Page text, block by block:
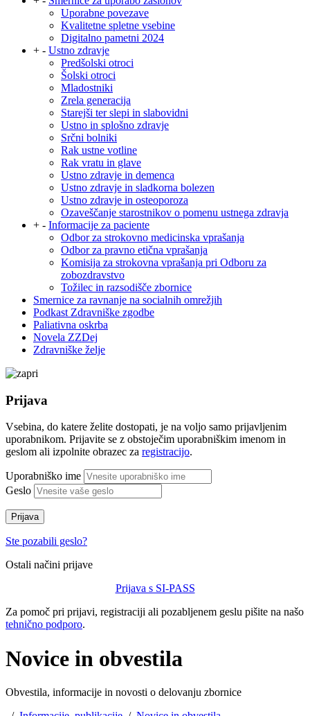
Uporabne povezave
Kvalitetne spletne vsebine
Digitalno pametni 2024
+ - Ustno zdravje
Predšolski otroci
Šolski otroci
Mladostniki
Zrela generacija
Starejši ter slepi in slabovidni
Ustno in splošno zdravje
Srčni bolniki
Rak ustne votline
Rak vratu in glave
Ustno zdravje in demenca
Ustno zdravje in sladkorna bolezen
Ustno zdravje in osteoporoza
Ozaveščanje starostnikov o pomenu ustnega zdravja
+ - Informacije za paciente
Odbor za strokovno medicinska vprašanja
Odbor za pravno etična vprašanja
Komisija za strokovna vprašanja pri Odboru za
zobozdravstvo
Tožilec in razsodišče zbornice
Smernice za ravnanje na socialnih omrežjih
Podkast Zdravniške zgodbe
Paliativna oskrba
Novela ZZDej
Zdravniške želje
Prijava
Vsebina, do katere želite dostopati, je na voljo samo prijavljenim
uporabnikom. Prijavite se z obstoječim uporabniškim imenom in
geslom ali izpolnite obrazec za registracijo.
Uporabniško ime
Geslo
Prijava
Ste pozabili geslo?
Ostali načini prijave
Prijava s SI-PASS
Za pomoč pri prijavi, registraciji ali pozabljenem geslu pišite na našo
tehnično podporo.
Novice in obvestila
Obvestila, informacije in novosti o delovanju zbornice